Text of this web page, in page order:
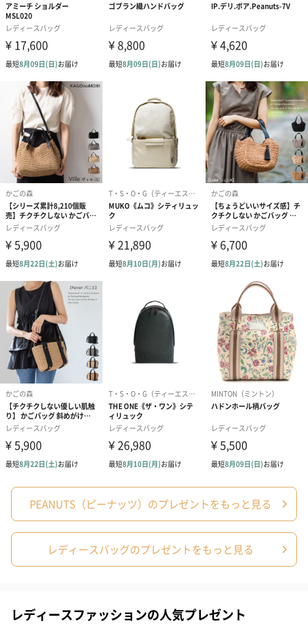
ードを同梱します。
メッセージカードや封筒のデザインは一部変更する場合がありま
す。
写真付きメッセージカ
ード（680円）
写真付きメッセージカ
ード（Thank you）ピ
ンク（680円）
【誕生日】
刷なし）（
生花
生花のブーケを同梱します。
※9-15時にご注文いただく場合、最短のお届け可能日が通常より
も1日遅くなります。
シーズンブーケ（ひま
わり）（1,880円）
ブーケ（ホワイトグリ
ーン）（1,650円）
ブーケ（ピン
（1,650円）
ドライフラワー・プリザーブドフラワー
自然のお花で作ったドライフラワー・プリザーブドフラワーを同
梱します。
一部花材が写真と異なる場合がございます。予めご了承くださ
PEANUTS（ピーナッツ）のプレゼントをもっと見る
レディースバッグのプレゼントをもっと見る
レディースファッションの人気プレゼント